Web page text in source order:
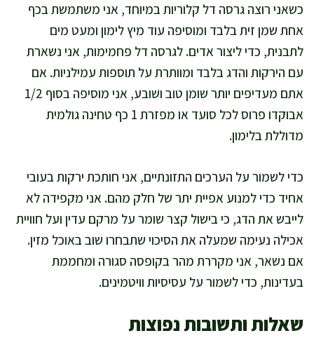
כשאני רוצה גרסה דל קלוריות במיוחד, אני משתמשת בכף
אחת שמן זית בלבד ומוסיפה עוד מיץ לימון ומעט מים
לתבנית, כדי ליצור אדים. לגרסה דל פחמימות, אני נשארת
עם הירקות והדג בלבד ומוותרת על תוספות עמילניות. אם
אתם מעדיפים יותר שומן טוב ושובע, אני מוסיפה בסוף 1/2
אבוקדו פרוס לכל סועד או מפזרת 1 כף טחינה גולמית
מדוללת בלימון.
כדי לשמור על הערכים התזונתיים, אני חותכת ירקות בעובי
אחיד כדי למנוע אפיית יתר של חלק מהם. אני מקפידה לא
לייבש את הדג, כי בישול קצר שומר על מרקם עדין ועל חוויית
אכילה נעימה שמעלה את הסיכוי שתבחרו שוב באוכל מזין.
אם נשאר, אני מקררת מהר בקופסה סגורה ומחממת
בעדינות, כדי לשמור על עסיסיות וויטמינים.
שאלות ותשובות נפוצות